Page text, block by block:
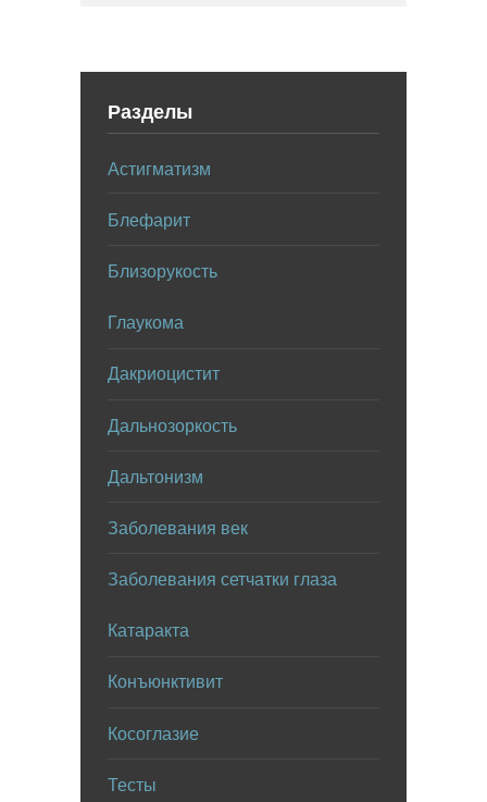
Разделы
Астигматизм
Блефарит
Близорукость
Глаукома
Дакриоцистит
Дальнозоркость
Дальтонизм
Заболевания век
Заболевания сетчатки глаза
Катаракта
Конъюнктивит
Косоглазие
Тесты